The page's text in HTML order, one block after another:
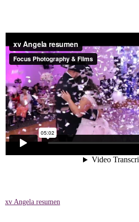
xv Angela resumen